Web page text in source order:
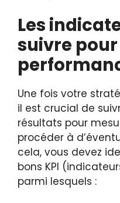
Les
suivre
Une fois votre
il est crucial de
résultats pour
procéder à
cela, vous devez
bons KPI
parmi lesquels :